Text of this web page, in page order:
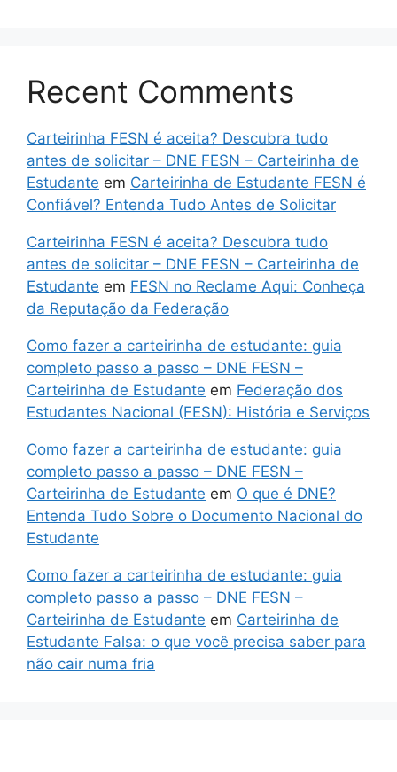
Recent Comments
Carteirinha FESN é aceita? Descubra tudo
antes de solicitar – DNE FESN – Carteirinha de
Estudante em Carteirinha de Estudante FESN é
Confiável? Entenda Tudo Antes de Solicitar
Carteirinha FESN é aceita? Descubra tudo
antes de solicitar – DNE FESN – Carteirinha de
Estudante em FESN no Reclame Aqui: Conheça
da Reputação da Federação
Como fazer a carteirinha de estudante: guia
completo passo a passo – DNE FESN –
Carteirinha de Estudante em Federação dos
Estudantes Nacional (FESN): História e Serviços
Como fazer a carteirinha de estudante: guia
completo passo a passo – DNE FESN –
Carteirinha de Estudante em O que é DNE?
Entenda Tudo Sobre o Documento Nacional do
Estudante
Como fazer a carteirinha de estudante: guia
completo passo a passo – DNE FESN –
Carteirinha de Estudante em Carteirinha de
Estudante Falsa: o que você precisa saber para
não cair numa fria